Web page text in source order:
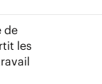
de
les